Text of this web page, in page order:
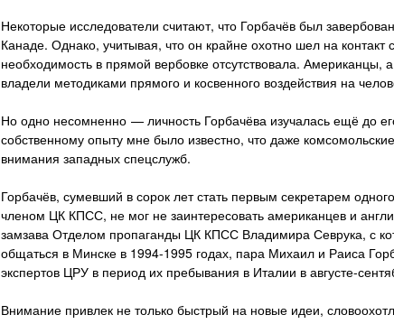
Некоторые исследователи считают, что Горбачёв был
Канаде. Однако, учитывая, что он крайне охотно шел на
необходимость в прямой вербовке отсутствовала. Американцы,
владели методиками прямого и косвенного воздействия на
Но одно несомненно — личность Горбачёва изучалась ещё до
собственному опыту мне было известно, что даже
внимания западных спецслужб.
Горбачёв, сумевший в сорок лет стать первым секретарем
членом ЦК КПСС, не мог не заинтересовать американцев и
замзава Отделом пропаганды ЦК КПСС Владимира Севрука, с
общаться в Минске в 1994-1995 годах, пара Михаил и Раиса
экспертов ЦРУ в период их пребывания в Италии в августе-
Внимание привлек не только быстрый на новые идеи,